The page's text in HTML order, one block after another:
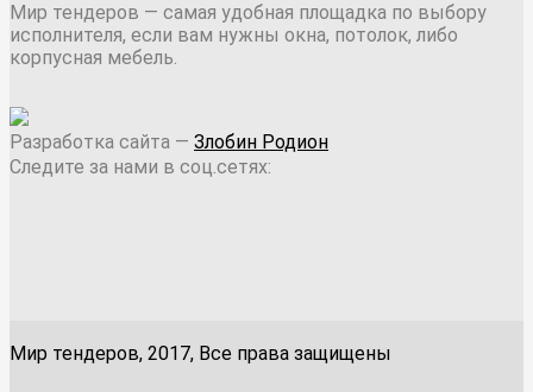
Мир тендеров — самая удобная площадка по выбору
исполнителя, если вам нужны окна, потолок, либо
корпусная мебель.
Разработка сайта — Злобин Родион
Следите за нами в соц.сетях:
Мир тендеров, 2017, Все права защищены